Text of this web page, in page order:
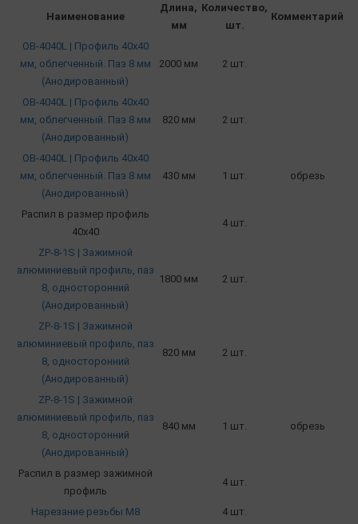
Наименование
Длина,
мм
Количество,
шт.
Комментарий
OB-4040L | Профиль 40х40
мм, облегченный. Паз 8 мм
(Анодированный)
2000 мм 2 шт.
OB-4040L | Профиль 40х40
мм, облегченный. Паз 8 мм
(Анодированный)
820 мм 2 шт.
OB-4040L | Профиль 40х40
мм, облегченный. Паз 8 мм
(Анодированный)
430 мм 1 шт. обрезь
Распил в размер профиль
40х40
4 шт.
ZP-8-1S | Зажимной
алюминиевый профиль, паз
8, односторонний
(Анодированный)
1800 мм 2 шт.
ZP-8-1S | Зажимной
алюминиевый профиль, паз
8, односторонний
(Анодированный)
820 мм 2 шт.
ZP-8-1S | Зажимной
алюминиевый профиль, паз
8, односторонний
(Анодированный)
840 мм 1 шт. обрезь
Распил в размер зажимной
профиль
4 шт.
Нарезание резьбы М8
4 шт.